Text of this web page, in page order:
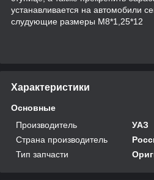
устанавливается на автомобили
слудующие размеры М8*1,25*12
Характеристики
Основные
Производитель
УАЗ
Страна производитель
Тип запчасти